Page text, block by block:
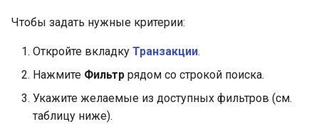
Чтобы задать нужные критерии:
Откройте вкладку Транзакции.
Нажмите Фильтр рядом со строкой поиска.
Укажите желаемые из доступных фильтров (см.
таблицу ниже).